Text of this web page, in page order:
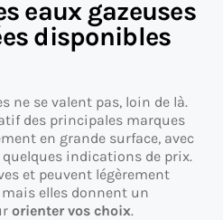
eaux gazeuses
disponibles
ne se valent pas, loin de là.
des principales marques
en grande surface, avec
indications de prix.
et peuvent légèrement
elles donnent un
orienter vos choix.